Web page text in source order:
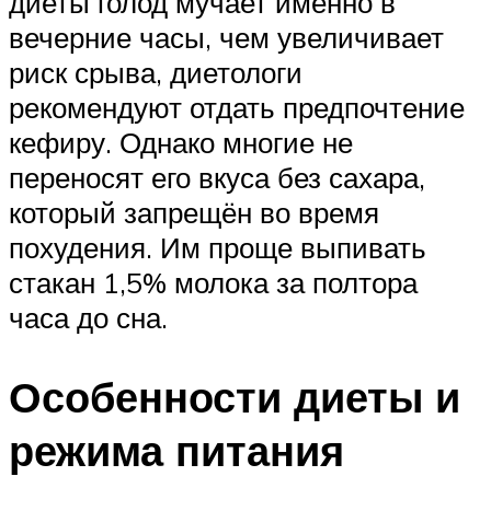
вечерние часы, чем увеличивает
риск срыва, диетологи
рекомендуют отдать предпочтение
кефиру. Однако многие не
переносят его вкуса без сахара,
который запрещён во время
похудения. Им проще выпивать
стакан 1,5% молока за полтора
часа до сна.
Особенности диеты и
режима питания